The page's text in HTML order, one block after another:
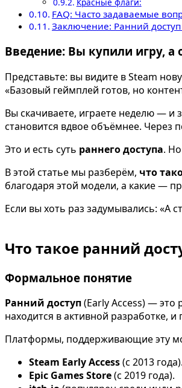
FAQ: Часто задаваемые
Заключение: Ранний
Введение: Вы купили игру, а
Представьте: вы видите в Steam
«Базовый геймплей готов, но
Вы скачиваете, играете неделю — и
становится вдвое объёмнее. Через
Это и есть суть раннего доступа.
В этой статье мы разберём, что
благодаря этой модели, а какие —
Если вы хоть раз задумывались: «А
Что такое ранний
Формальное понятие
Ранний доступ(Early Access) — это
находится в активной разработке,
Платформы, поддерживающие эту
Steam Early Access(с 2013 года).
Epic Games Store(с 2019 года).